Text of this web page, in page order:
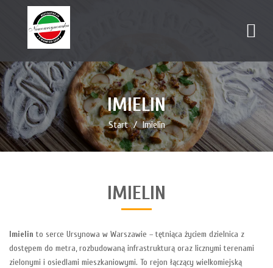
IMIELIN
Start Imielin
IMIELIN
Imielin to serce Ursynowa w Warszawie – tętniąca życiem dzielnica z
dostępem do metra, rozbudowaną infrastrukturą oraz licznymi terenami
zielonymi i osiedlami mieszkaniowymi. To rejon łączący wielkomiejską